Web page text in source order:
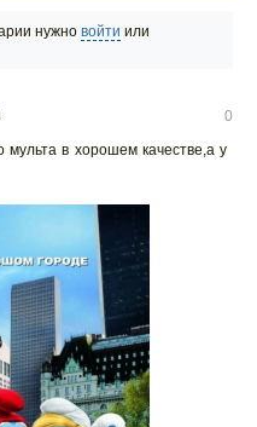
нужно войти или
0
мульта в хорошем качестве,а у